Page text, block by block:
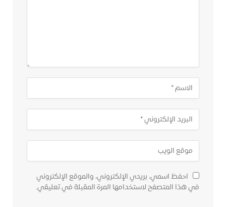
احفظ اسمي، بريدي الإلكتروني، والموقع الإلكتروني
في هذا المتصفح لاستخدامها المرة المقبلة في تعليقي.